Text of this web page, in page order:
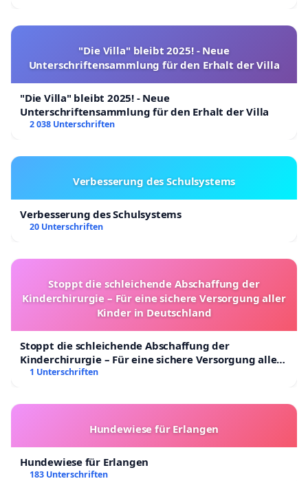
"Die Villa" bleibt 2025! - Neue
Unterschriftensammlung für den Erhalt der Villa
"Die Villa" bleibt 2025! - Neue
Unterschriftensammlung für den Erhalt der Villa
2 038 Unterschriften
Verbesserung des Schulsystems
Verbesserung des Schulsystems
20 Unterschriften
Stoppt die schleichende Abschaffung der
Kinderchirurgie – Für eine sichere Versorgung aller
Kinder in Deutschland
Stoppt die schleichende Abschaffung der
Kinderchirurgie – Für eine sichere Versorgung aller
Kinder in Deutschland
1 Unterschriften
Hundewiese für Erlangen
Hundewiese für Erlangen
183 Unterschriften